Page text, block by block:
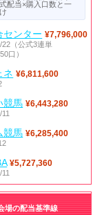
配当×購入口数と一
センター ¥7,796,000
22（公式3連単
口）
ネ ¥6,811,600
競馬 ¥6,443,280
競馬 ¥6,285,400
¥5,727,360
場の配当基準線